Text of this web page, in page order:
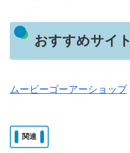
おすすめサイト
ムービーゴーアーショップ
関連